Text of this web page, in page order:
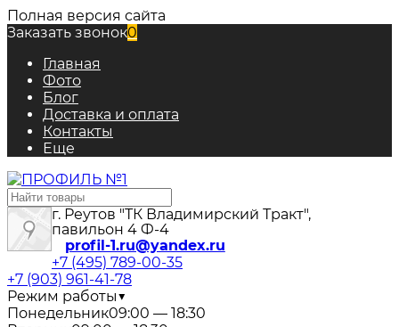
Полная версия сайта
Заказать звонок0
Главная
Фото
Блог
Доставка и оплата
Контакты
Еще
г. Реутов "ТК Владимирский Тракт",
павильон 4 Ф-4
profil-1.ru@yandex.ru
+7 (495) 789-00-35
+7 (903) 961-41-78
Режим работы▼
Понедельник09:00 — 18:30